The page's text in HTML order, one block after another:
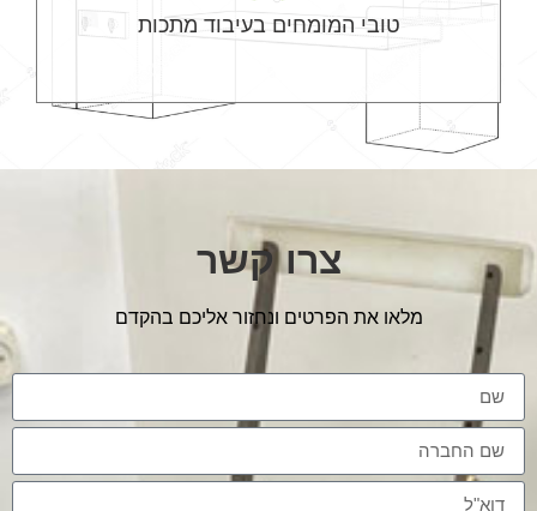
טובי המומחים בעיבוד מתכות
צרו קשר
מלאו את הפרטים ונחזור אליכם בהקדם